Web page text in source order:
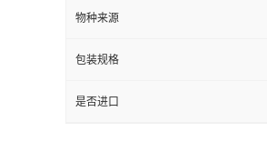
物种来源
包装规格
是否进口